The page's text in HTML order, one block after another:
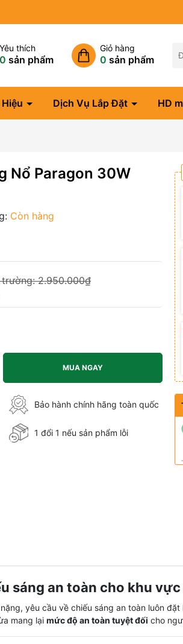
Yêu thích
0 sản phẩm
Giỏ hàng
0 sản phẩm
Dịch Vụ Lắp Đặt HD
Nổ Paragon 30W
Còn hàng
trường:2.950.000₫
MUA NGAY
Bảo hành chính hãng toàn quốc
1 đổi 1 nếu sản phẩm lỗi
sáng an toàn cho khu
yêu cầu về chiếu sáng an toàn luôn
mang lại mức độ an toàn tuyệt đối cho